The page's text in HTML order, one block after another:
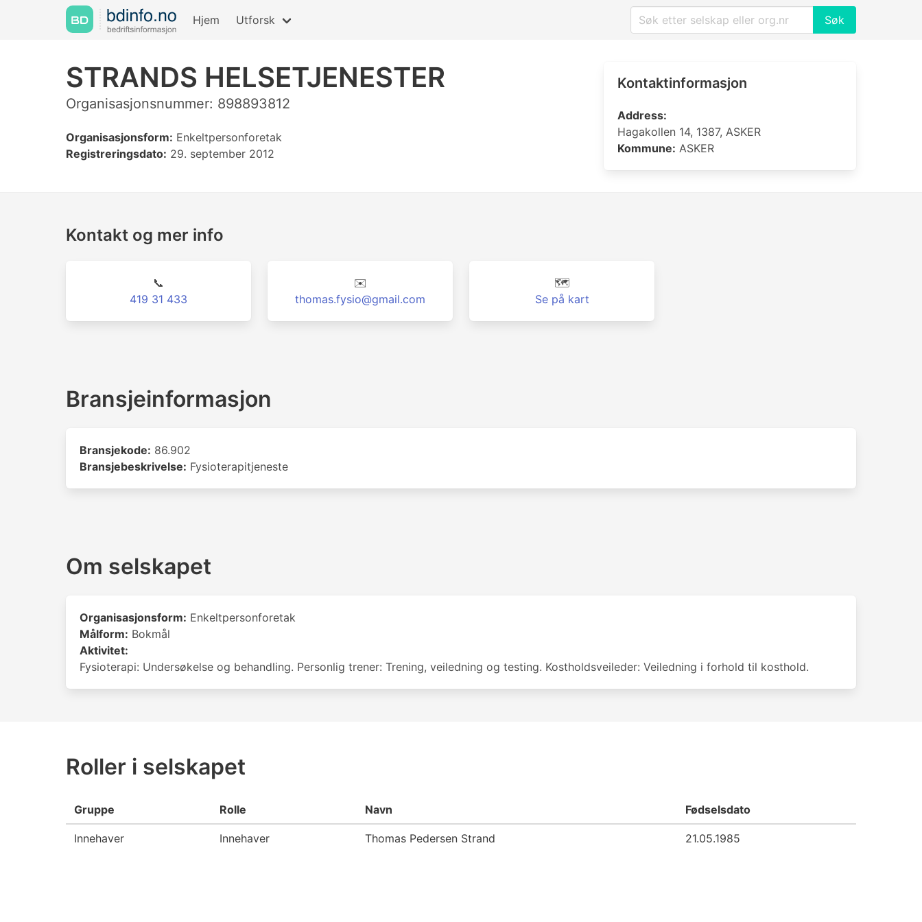
Hjem Utforsk Søk
STRANDS HELSETJENESTER
Organisasjonsnummer: 898893812
Organisasjonsform: Enkeltpersonforetak
Registreringsdato: 29. september 2012
Kontaktinformasjon
Address:
Hagakollen 14, 1387, ASKER
Kommune: ASKER
Kontakt og mer info
📞
419 31 433
✉️
thomas.fysio@gmail.com
🗺️
Se på kart
Bransjeinformasjon
Bransjekode: 86.902
Bransjebeskrivelse: Fysioterapitjeneste
Om selskapet
Organisasjonsform: Enkeltpersonforetak
Målform: Bokmål
Aktivitet:
Fysioterapi: Undersøkelse og behandling. Personlig trener: Trening, veiledning og testing. Kostholdsveileder: Veiledning i forhold til kosthold.
Roller i selskapet
Gruppe Rolle Navn Fødselsdato
Innehaver Innehaver Thomas Pedersen Strand 21.05.1985